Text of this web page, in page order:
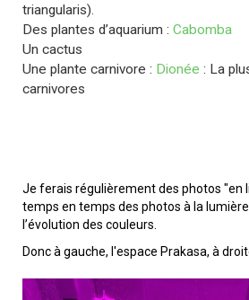
triangularis).
Des plantes d’aquarium : Cabomba
Un cactus
Une plante carnivore : Dionée : La
carnivores
Je ferais régulièrement des photos "en
temps en temps des photos à la
l’évolution des couleurs.
Donc à gauche, l'espace Prakasa, à